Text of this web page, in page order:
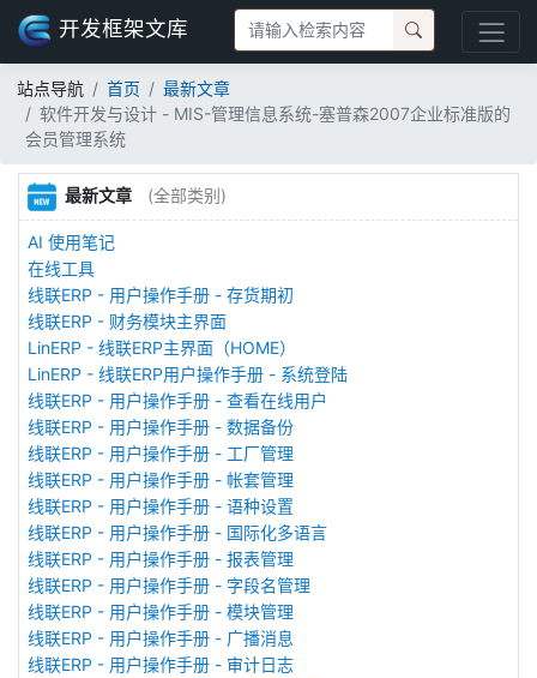
开发框架文库
站点导航 首页
最新文章
软件开发与设计 - MIS-管理信息系统-塞普森2007企业标准版的
会员管理系统
最新文章 (全部类别)
AI 使用笔记
在线工具
线联ERP - 用户操作手册 - 存货期初
线联ERP - 财务模块主界面
LinERP - 线联ERP主界面（HOME）
LinERP - 线联ERP用户操作手册 - 系统登陆
线联ERP - 用户操作手册 - 查看在线用户
线联ERP - 用户操作手册 - 数据备份
线联ERP - 用户操作手册 - 工厂管理
线联ERP - 用户操作手册 - 帐套管理
线联ERP - 用户操作手册 - 语种设置
线联ERP - 用户操作手册 - 国际化多语言
线联ERP - 用户操作手册 - 报表管理
线联ERP - 用户操作手册 - 字段名管理
线联ERP - 用户操作手册 - 模块管理
线联ERP - 用户操作手册 - 广播消息
线联ERP - 用户操作手册 - 审计日志